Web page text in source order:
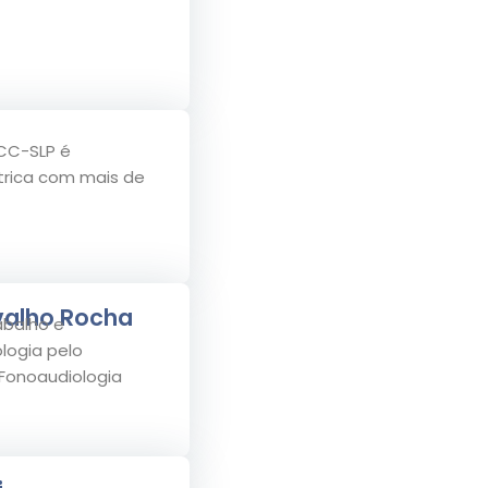
SLP é
com mais de
Rocha
e
pelo